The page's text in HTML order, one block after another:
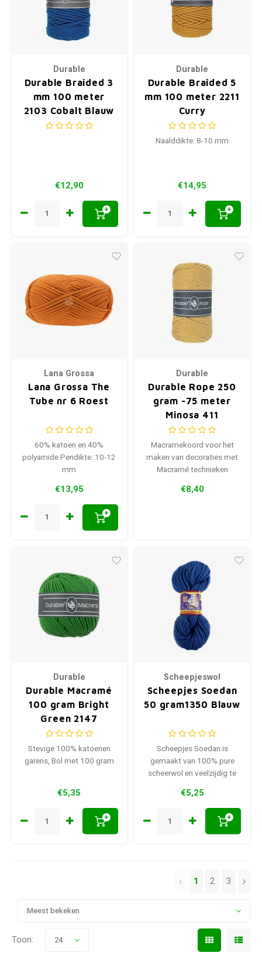
Durable
Durable Braided 3
mm 100 meter
2103 Cobalt Blauw
€12,90
+
Durable
Durable Braided 5
mm 100 meter 2211
Curry
Naalddikte: 8-10 mm
€14,95
+
Lana Grossa
Lana Grossa The
Tube nr 6 Roest
60% katoen en 40%
polyamide Pendikte: 10-12
mm
€13,95
+
Durable
Durable Rope 250
gram -75 meter
Minosa 411
Macramekoord voor het
maken van decoraties met
Macramé technieken
€8,40
Durable
Durable Macramé
100 gram Bright
Green 2147
Stevige 100% katoenen
garens, Bol met 100 gram
€5,35
+
Scheepjeswol
Scheepjes Soedan
50 gram1350 Blauw
Scheepjes Soedan is
gemaakt van 100% pure
scheerwol en veelzijdig te
woondecoraties
€5,25
+
Meest bekeken
1 2 3
Toon: 24